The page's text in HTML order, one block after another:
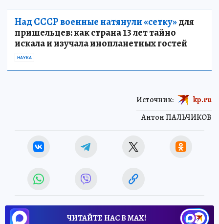
Над СССР военные натянули «сетку»для
пришельцев: как страна 13 лет тайно
искала и изучала инопланетных гостей
НАУКА
Антон ПАЛЬЧИКОВ
Источник: kp.ru
ЧИТАЙТЕ НАС В МАХ!